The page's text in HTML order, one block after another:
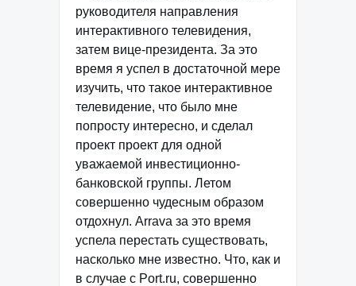
руководителя направления
интерактивного телевидения,
затем вице-президента. За это
время я успел в достаточной мере
изучить, что такое интерактивное
телевидение, что было мне
попросту интересно, и сделал
проект проект для одной
уважаемой инвестиционно-
банковской группы. Летом
совершенно чудесным образом
отдохнул. Arrava за это время
успела перестать существовать,
насколько мне известно. Что, как и
в случае с Port.ru, совершенно